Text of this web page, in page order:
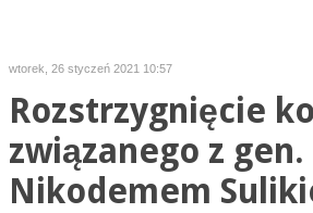
wtorek, 26 styczeń 2021 10:57
Rozstrzygnięcie
związanego z gen.
Nikodemem